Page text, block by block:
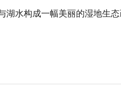
水构成一幅美丽的湿地生